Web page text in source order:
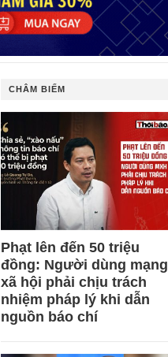
CHÂM BIẾM
Phạt lên đến 50 triệu
đồng: Người dùng mạng
xã hội phải chịu trách
nhiệm pháp lý khi dẫn
nguồn báo chí